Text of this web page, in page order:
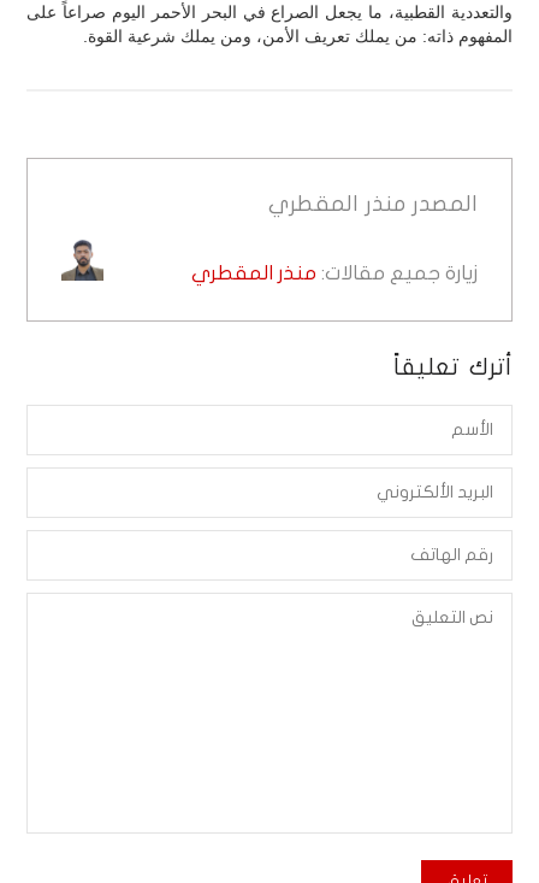
والتعددية القطبية، ما يجعل الصراع في البحر الأحمر اليوم صراعاً على
المفهوم ذاته: من يملك تعريف الأمن، ومن يملك شرعية القوة.
المصدر منذر المقطري
زيارة جميع مقالات: منذر المقطري
أترك تعليقاً